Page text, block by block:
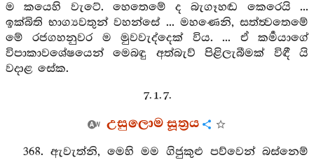
ම කයෙහි වැටේ. හෙතෙමේ ද බැගෑහඬ කෙරෙයි ...
ඉක්බිති භාග්‍යවතුන් වහන්සේ ... මහණෙනි, සත්ත්‍වතෙමේ
මේ රජගහනුවර ම මුවවැද්දෙක් විය. ... ඒ කර්‍මයාගේ
විපාකාවශේෂයෙන් මෙබඳු අත්බැව් පිළිලැබීමක් විඳී යි
වදාළ සේක.
7. 1. 7.
උසුලොම සූත්‍රය
368. ඇවැත්නි, මෙහි මම ගිජුකුළු පව්වෙන් බස්නෙම්